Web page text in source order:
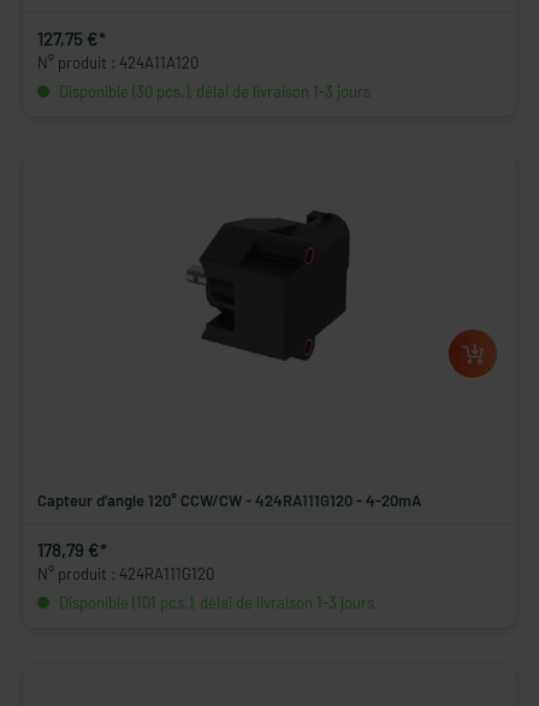
127,75 €*
N° produit : 424A11A120
Disponible (30 pcs.), délai de livraison 1-3 jours
Capteur d'angle 120° CCW/CW - 424RA111G120 - 4-20mA
178,79 €*
N° produit : 424RA111G120
Disponible (101 pcs.), délai de livraison 1-3 jours